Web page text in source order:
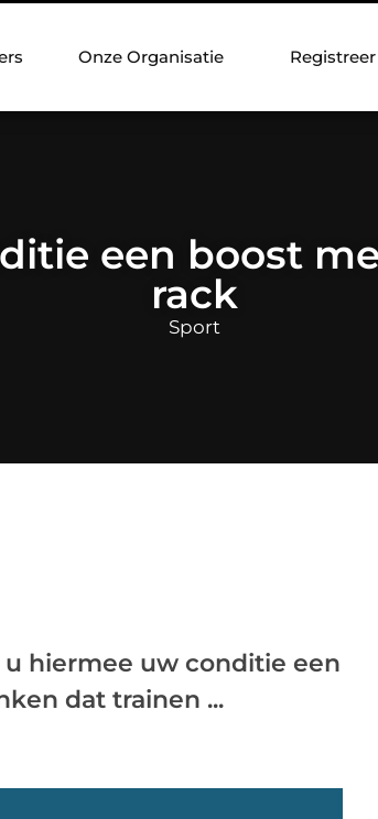
Onze Organisatie Registreer
een boost
rack
Sport
hiermee uw conditie een
dat trainen ...